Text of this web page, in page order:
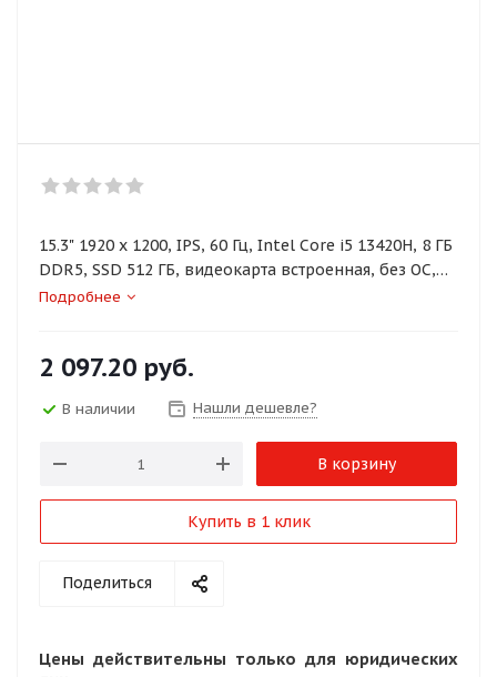
15.3" 1920 x 1200, IPS, 60 Гц, Intel Core i5 13420H, 8 ГБ
DDR5, SSD 512 ГБ, видеокарта встроенная, без ОС,
цвет крышки серый, аккумулятор 50 Вт·ч
Подробнее
2 097.20 руб.
В наличии Нашли дешевле?
В корзину
Купить в 1 клик
Поделиться
Цены действительны только для юридических